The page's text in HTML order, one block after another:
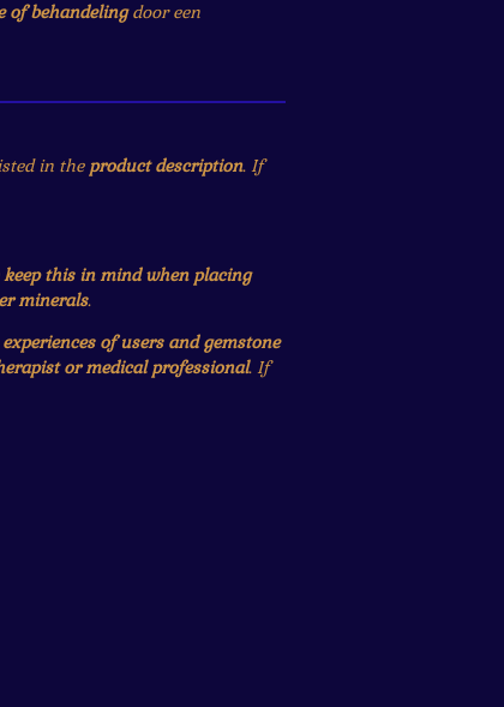
of behandelingdoor een
in the product description. If
keep this in mind when placing
minerals.
experiences of users and gemstone
or medical professional. If